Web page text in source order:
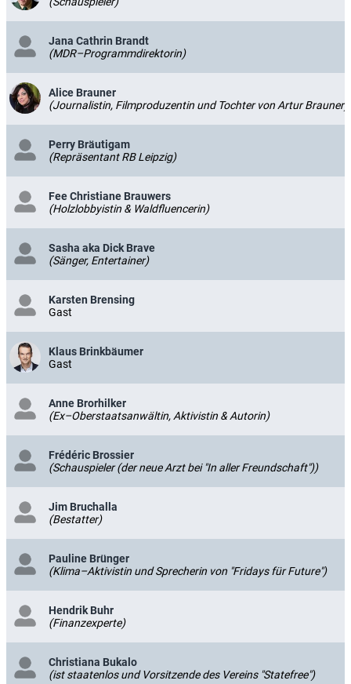
Jana Cathrin Brandt
(MDR–Programmdirektorin)
Alice Brauner
(Journalistin, Filmproduzentin und Tochter von Artur Brauner)
Perry Bräutigam
(Repräsentant RB Leipzig)
Fee Christiane Brauwers
(Holzlobbyistin & Waldfluencerin)
Sasha aka Dick Brave
(Sänger, Entertainer)
Karsten Brensing
Gast
Klaus Brinkbäumer
Gast
Anne Brorhilker
(Ex–Oberstaatsanwältin, Aktivistin & Autorin)
Frédéric Brossier
(Schauspieler (der neue Arzt bei "In aller Freundschaft"))
Jim Bruchalla
(Bestatter)
Pauline Brünger
(Klima–Aktivistin und Sprecherin von "Fridays für Future")
Hendrik Buhr
(Finanzexperte)
Christiana Bukalo
(ist staatenlos und Vorsitzende des Vereins "Statefree")